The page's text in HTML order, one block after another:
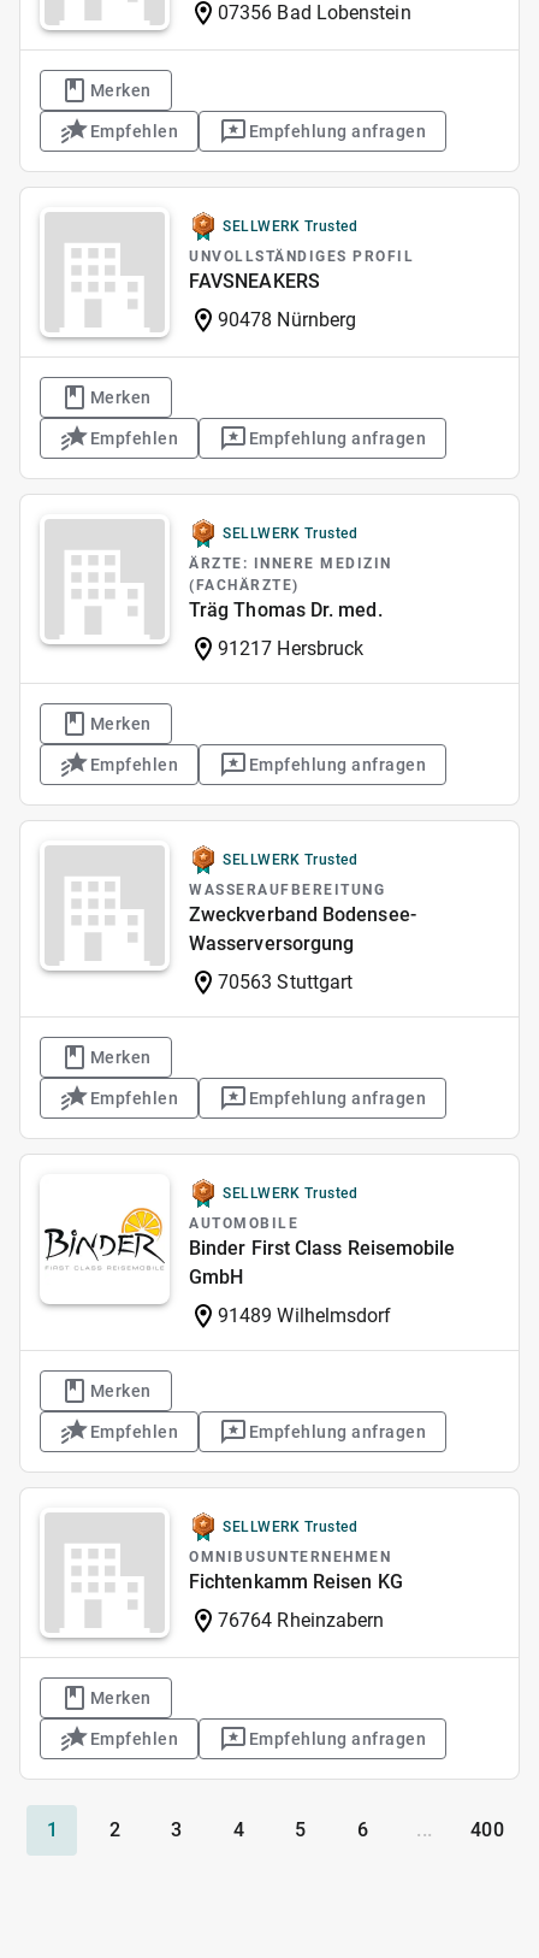
07356 Bad Lobenstein
Merken
Empfehlen Empfehlung anfragen
SELLWERK Trusted
UNVOLLSTÄNDIGES PROFIL
FAVSNEAKERS
90478 Nürnberg
Merken
Empfehlen Empfehlung anfragen
SELLWERK Trusted
ÄRZTE: INNERE MEDIZIN
(FACHÄRZTE)
Träg Thomas Dr. med.
91217 Hersbruck
Merken
Empfehlen Empfehlung anfragen
SELLWERK Trusted
WASSERAUFBEREITUNG
Zweckverband Bodensee-
Wasserversorgung
70563 Stuttgart
Merken
Empfehlen Empfehlung anfragen
SELLWERK Trusted
AUTOMOBILE
Binder First Class Reisemobile
GmbH
91489 Wilhelmsdorf
Merken
Empfehlen Empfehlung anfragen
SELLWERK Trusted
OMNIBUSUNTERNEHMEN
Fichtenkamm Reisen KG
76764 Rheinzabern
Merken
Empfehlen Empfehlung anfragen
1 2 3 4 5 6 ... 400